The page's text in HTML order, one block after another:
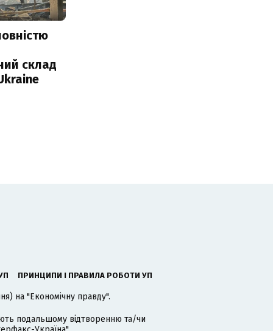
склад
ПРИНЦИПИ І ПРАВИЛА РОБОТИ УП
на "Економічну правду".
подальшому відтворенню та/чи